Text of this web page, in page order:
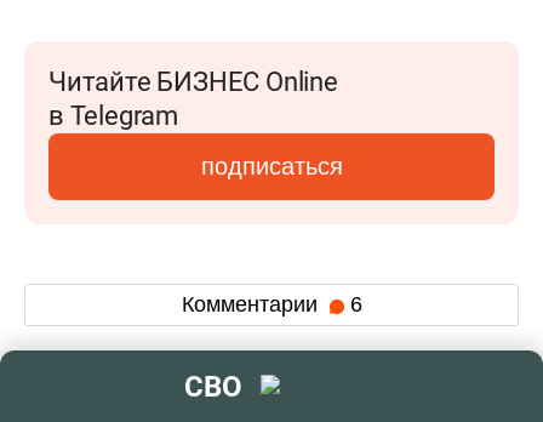
Читайте БИЗНЕС Online
в Telegram
подписаться
Комментарии 6
СВО